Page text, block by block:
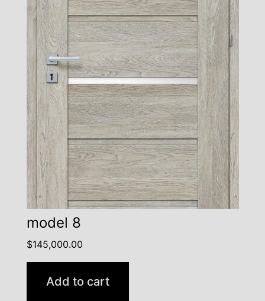
model 8
$145,000.00
Add to cart